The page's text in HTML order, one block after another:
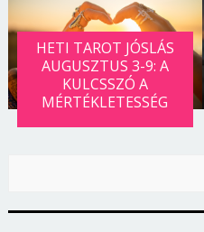
HETI TAROT JÓSLÁS
AUGUSZTUS 3-9: A
KULCSSZÓ A
MÉRTÉKLETESSÉG